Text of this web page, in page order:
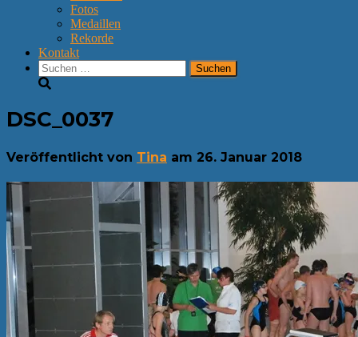
Fotos
Medaillen
Rekorde
Kontakt
Suchen
nach:
DSC_0037
Veröffentlicht von Tina am 26. Januar 2018